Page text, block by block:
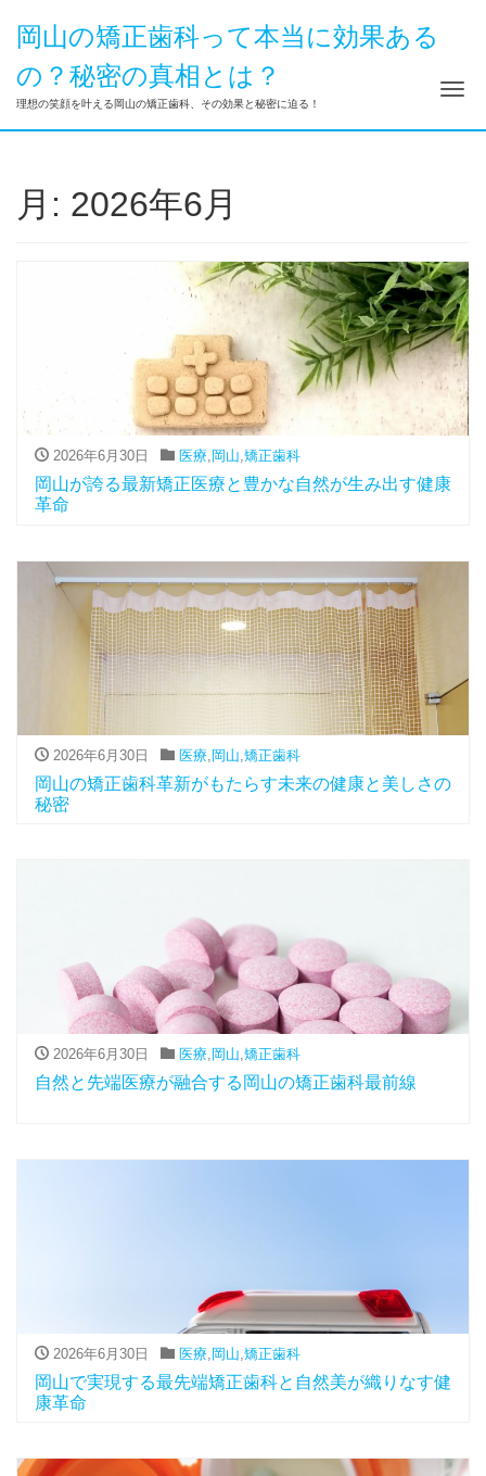
岡山の矯正歯科って本当に効果ある
の？秘密の真相とは？
理想の笑顔を叶える岡山の矯正歯科、その効果と秘密に迫る！ ナ
月: 2026年6月
2026年6月30日 医療, 岡山,矯正歯科
岡山が誇る最新矯正医療と豊かな自然が生み出す健康
革命
2026年6月30日 医療, 岡山 矯正歯科
岡山の矯正歯科革新がもたらす未来の健康と美しさの
秘密
2026年6月30日 医療, 岡山,矯正歯科
自然と先端医療が融合する岡山の矯正歯科最前線
2026年6月30日 医療, 岡山 矯正歯科
岡山で実現する最先端矯正歯科と自然美が織りなす健
康革命